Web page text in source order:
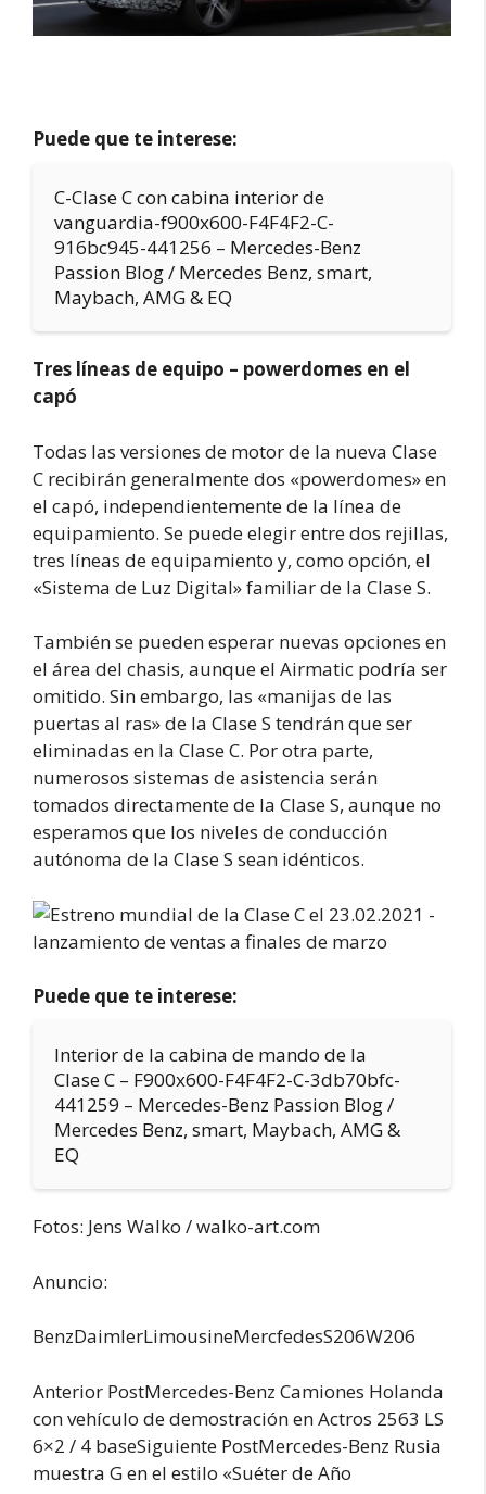
Puede que te interese:
C-Clase C con cabina interior de
vanguardia-f900x600-F4F4F2-C-
916bc945-441256 – Mercedes-Benz
Passion Blog / Mercedes Benz, smart,
Maybach, AMG & EQ
Tres líneas de equipo – powerdomes en el
capó
Todas las versiones de motor de la nueva Clase
C recibirán generalmente dos «powerdomes» en
el capó, independientemente de la línea de
equipamiento. Se puede elegir entre dos rejillas,
tres líneas de equipamiento y, como opción, el
«Sistema de Luz Digital» familiar de la Clase S.
También se pueden esperar nuevas opciones en
el área del chasis, aunque el Airmatic podría ser
omitido. Sin embargo, las «manijas de las
puertas al ras» de la Clase S tendrán que ser
eliminadas en la Clase C. Por otra parte,
numerosos sistemas de asistencia serán
tomados directamente de la Clase S, aunque no
esperamos que los niveles de conducción
autónoma de la Clase S sean idénticos.
Puede que te interese:
Interior de la cabina de mando de la
Clase C – F900x600-F4F4F2-C-3db70bfc-
441259 – Mercedes-Benz Passion Blog /
Mercedes Benz, smart, Maybach, AMG &
EQ
Fotos: Jens Walko / walko-art.com
Anuncio:
BenzDaimlerLimousineMercfedesS206W206
Anterior PostMercedes-Benz Camiones Holanda
con vehículo de demostración en Actros 2563 LS
6×2 / 4 baseSiguiente PostMercedes-Benz Rusia
muestra G en el estilo «Suéter de Año